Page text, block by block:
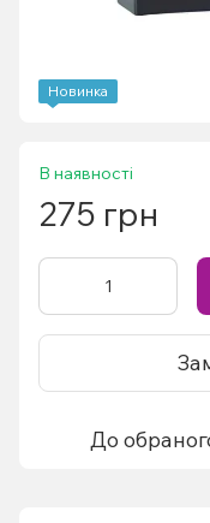
Новинка
В наявності
275 грн
До